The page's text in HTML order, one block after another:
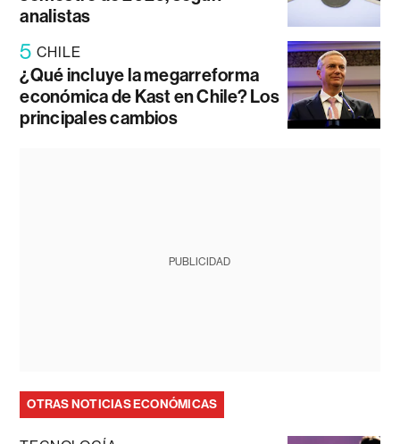
analistas
5 CHILE
¿Qué incluye la megarreforma
económica de Kast en Chile? Los
principales cambios
PUBLICIDAD
OTRAS NOTICIAS ECONÓMICAS